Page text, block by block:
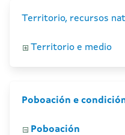
Territorio, recursos
Territorio e medio
Poboación e
Poboación